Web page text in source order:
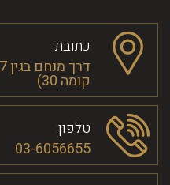
כתובת:
קומה 30)
טלפון:
03-6056655